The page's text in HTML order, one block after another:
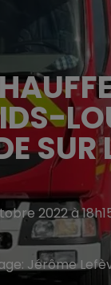
SUR
2022 à
Jérôme